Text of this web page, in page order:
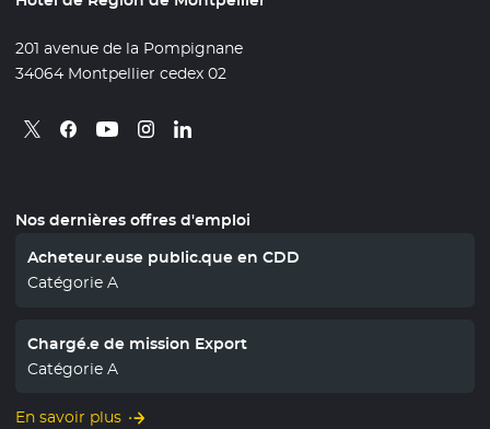
201 avenue de la Pompignane
34064 Montpellier cedex 02
Retrouvez nous sur X
- Nouvelle fenêtre
Retrouvez nous sur Facebook
- Nouvelle fenêtre
Retrouvez nous sur Youtube
- Nouvelle fenêtre
Retrouvez nous sur Instagram
- Nouvelle fenêtre
Retrouvez nous sur Linkedin
- Nouvelle fenêtre
Nos dernières offres d'emploi
Acheteur.euse public.que en CDD
Catégorie A
Chargé.e de mission Export
Catégorie A
En savoir plus